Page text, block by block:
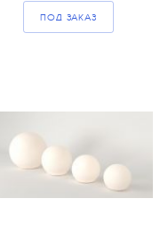
ПОД ЗАКАЗ